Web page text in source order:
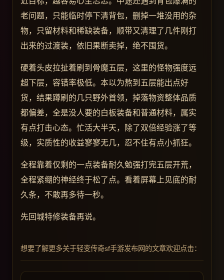
老问题，只能临时停下清背包，删掉一堆没用的杂
物，只留材料和稀缺装备，顺带又清理了几件刚打
出来的过渡装，依旧果断卖掉，绝不囤货。
硬着头皮拉扯着刷到骨魔五层，这里的怪物强度远
超下层，容错率极低。本以为熬到五层能出点好
货，结果蹲刷的几只野外首领，掉落物资整体品质
都偏差，全是没人要的白板装备和普通材料，属实
有点打击心态。忙活大半天，除了双倍经验涨了等
级，实质性的收益寥寥无几，忍不住有点小抓狂。
全程靠着仅剩的一点装备耐久勉强打完五层开荒，
全程紧绷的神经终于松了点。看着屏幕上见底的耐
久条，不敢再多待一秒。
先回城特修装备再说。
想要了解更多关于轻变传奇sf手游发布网的文章欢迎点击：